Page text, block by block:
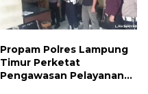
Propam Polres Lampung
Timur Perketat
Pengawasan Pelayanan